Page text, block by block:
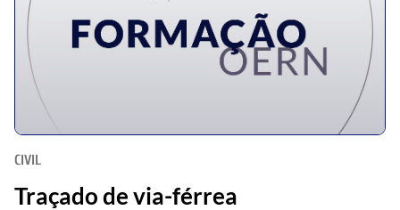
CIVIL
Traçado de via-férrea